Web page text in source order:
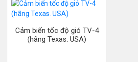
Cảm biến tốc độ gió TV-4
(hãng Texas. USA)